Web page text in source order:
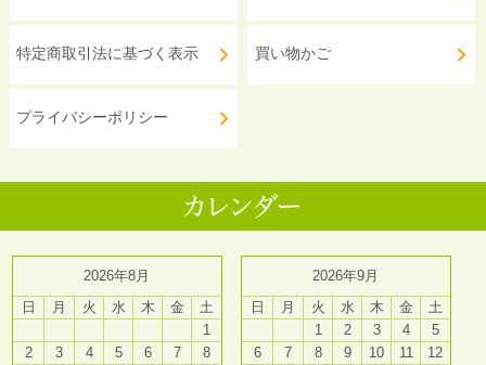
特定商取引法に基づく表示
プライバシーポリシー
買い物かご
2026年8月
日
月 火 水 木 金
土
1
2
3 4 5 6 7
8
2026年9月
日
月 火 水 木 金
土
1
2 3 4
5
6
7 8 9 10 11
12